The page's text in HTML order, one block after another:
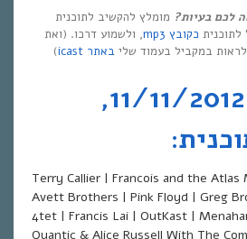
לכם בעיות? מומלץ להקשיב לתוכנית
כקובץ mp3
, ולשמוע דרכו. (ואת
במקביל בעמוד שליבאתר icast )
יום ראשון, 11/11/2012,
Terry Callier | Francois and the
Avett Brothers | Pink Floyd | Greg
4tet | Francis Lai | OutKast |
Quantic & Alice Russell With The